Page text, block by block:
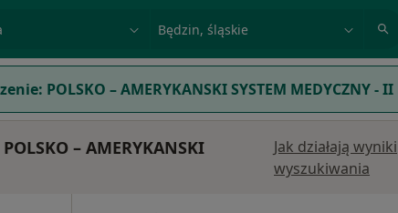
miasto lub dzielnica
POLSKO – AMERYKANSKI SYSTEM MEDYCZNY - II
– AMERYKANSKI
Jak działają wyniki
wyszukiwania